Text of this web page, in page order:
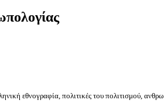
εθνογραφία, πολιτικές του πολιτισμού,